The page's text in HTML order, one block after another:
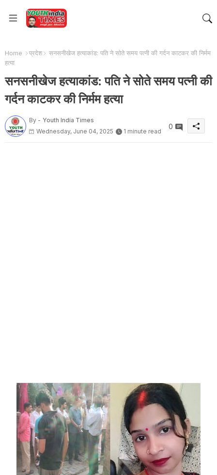
Home प्रदेश
सनसनीखेज हत्याकांड: पति ने सोते समय पत्नी की गर्दन काटकर की निर्मम
हत्या
सनसनीखेज हत्याकांड: पति ने सोते समय पत्नी की
गर्दन काटकर की निर्मम हत्या
By - Youth India Times
Wednesday, June 04, 2025
1 minute read
0